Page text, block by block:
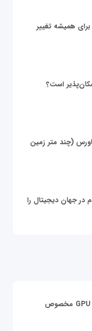
همیشه تغییر
است؟
در متاورس (چند متر زمین
جهان دیجیتال را
قیمت سرور گرافیکی | خرید GPU Server مخصوص